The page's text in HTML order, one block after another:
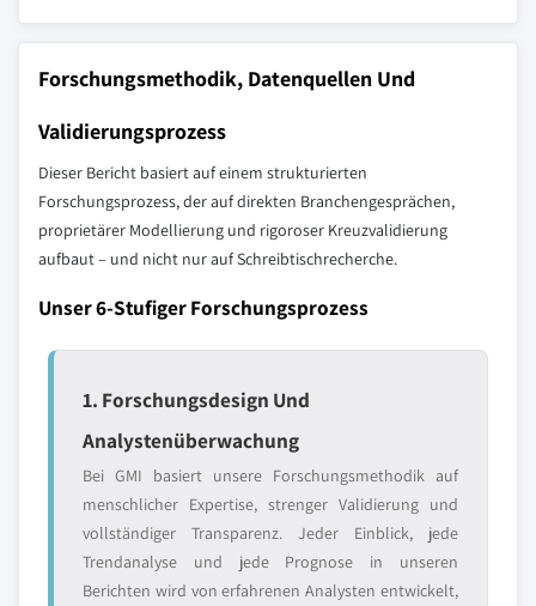
Forschungsmethodik, Datenquellen Und
Validierungsprozess
Dieser Bericht basiert auf einem strukturierten
Forschungsprozess, der auf direkten Branchengesprächen,
proprietärer Modellierung und rigoroser Kreuzvalidierung
aufbaut – und nicht nur auf Schreibtischrecherche.
Unser 6-Stufiger Forschungsprozess
1. Forschungsdesign Und
Analystenüberwachung
Bei GMI basiert unsere Forschungsmethodik auf
menschlicher Expertise, strenger Validierung und
vollständiger Transparenz. Jeder Einblick, jede
Trendanalyse und jede Prognose in unseren
Berichten wird von erfahrenen Analysten entwickelt,